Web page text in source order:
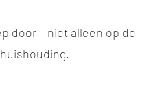
door – niet alleen op de